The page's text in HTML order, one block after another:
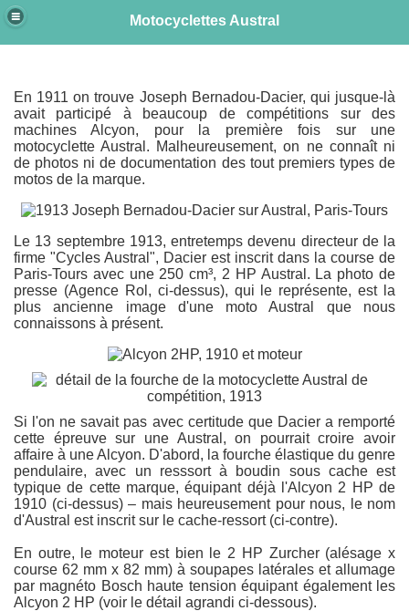
Motocyclettes Austral
En 1911 on trouve Joseph Bernadou-Dacier, qui jusque-là
avait participé à beaucoup de compétitions sur des
machines Alcyon, pour la première fois sur une
motocyclette Austral. Malheureusement, on ne connaît ni
de photos ni de documentation des tout premiers types de
motos de la marque.
Le 13 septembre 1913, entretemps devenu directeur de la
firme "Cycles Austral", Dacier est inscrit dans la course de
Paris-Tours avec une 250 cm³, 2 HP Austral. La photo de
presse (Agence Rol, ci-dessus), qui le représente, est la
plus ancienne image d'une moto Austral que nous
connaissons à présent.
Si l'on ne savait pas avec certitude que Dacier a remporté
cette épreuve sur une Austral, on pourrait croire avoir
affaire à une Alcyon. D'abord, la fourche élastique du genre
pendulaire, avec un resssort à boudin sous cache est
typique de cette marque, équipant déjà l'Alcyon 2 HP de
1910 (ci-dessus) – mais heureusement pour nous, le nom
d'Austral est inscrit sur le cache-ressort (ci-contre).
En outre, le moteur est bien le 2 HP Zurcher (alésage x
course 62 mm x 82 mm) à soupapes latérales et allumage
par magnéto Bosch haute tension équipant également les
Alcyon 2 HP (voir le détail agrandi ci-dessous).